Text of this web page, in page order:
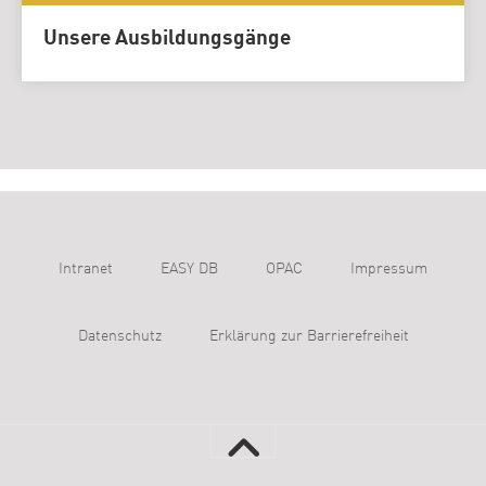
Unsere Ausbildungsgänge
Intranet EASY DB OPAC Impressum
Datenschutz Erklärung zur Barrierefreiheit